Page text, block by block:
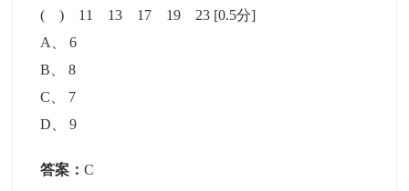
( ) 11 13 17 19 23 [0.5分]
A
、6
B 、8
C
7
D 、9
答案：C